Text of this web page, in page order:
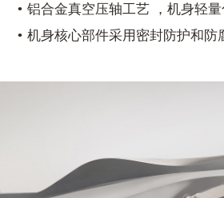
铝合金真空压轴工艺 ，机身轻
机身核心部件采用密封防护和防